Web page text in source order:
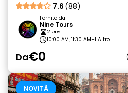
7.6 (88)
Fornito da
Nine Tours
2 ore
10:00 AM, 11:30 AM+1 Altro
Da€0
NOVITÀ